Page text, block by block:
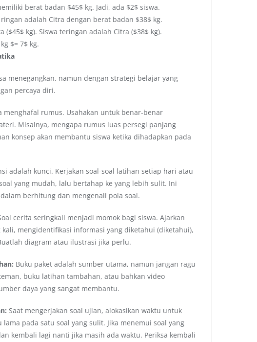
berat badan $45$ kg. Jadi, ada $2$ siswa.
adalah Citra dengan berat badan $38$ kg.
($45$ kg). Siswa teringan adalah Citra ($38$ kg).
$= 7$ kg.
menegangkan, namun dengan strategi belajar yang
percaya diri.
menghafal rumus. Usahakan untuk benar-benar
Misalnya, mengapa rumus luas persegi panjang
konsep akan membantu siswa ketika dihadapkan pada
adalah kunci. Kerjakan soal-soal latihan setiap hari atau
yang mudah, lalu bertahap ke yang lebih sulit. Ini
berhitung dan mengenali pola soal.
cerita seringkali menjadi momok bagi siswa. Ajarkan
mengidentifikasi informasi yang diketahui (diketahui),
diagram atau ilustrasi jika perlu.
Buku paket adalah sumber utama, namun jangan ragu
buku latihan tambahan, atau bahkan video
daya yang sangat membantu.
Saat mengerjakan soal ujian, alokasikan waktu untuk
pada satu soal yang sulit. Jika menemui soal yang
kembali lagi nanti jika masih ada waktu. Periksa kembali